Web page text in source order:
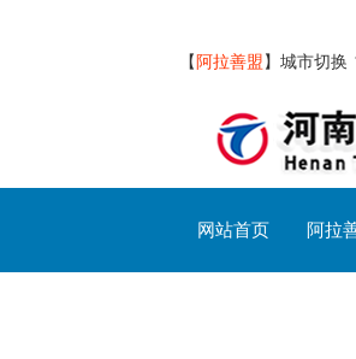
【阿拉善盟】 城市切换
网站首页 阿拉